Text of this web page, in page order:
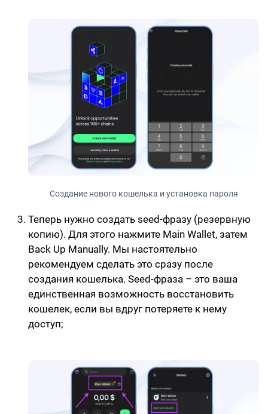
Создание нового кошелька и установка пароля
Теперь нужно создать seed-фразу (резервную
копию). Для этого нажмите Main Wallet, затем
Back Up Manually. Мы настоятельно
рекомендуем сделать это сразу после
создания кошелька. Seed-фраза – это ваша
единственная возможность восстановить
кошелек, если вы вдруг потеряете к нему
доступ;